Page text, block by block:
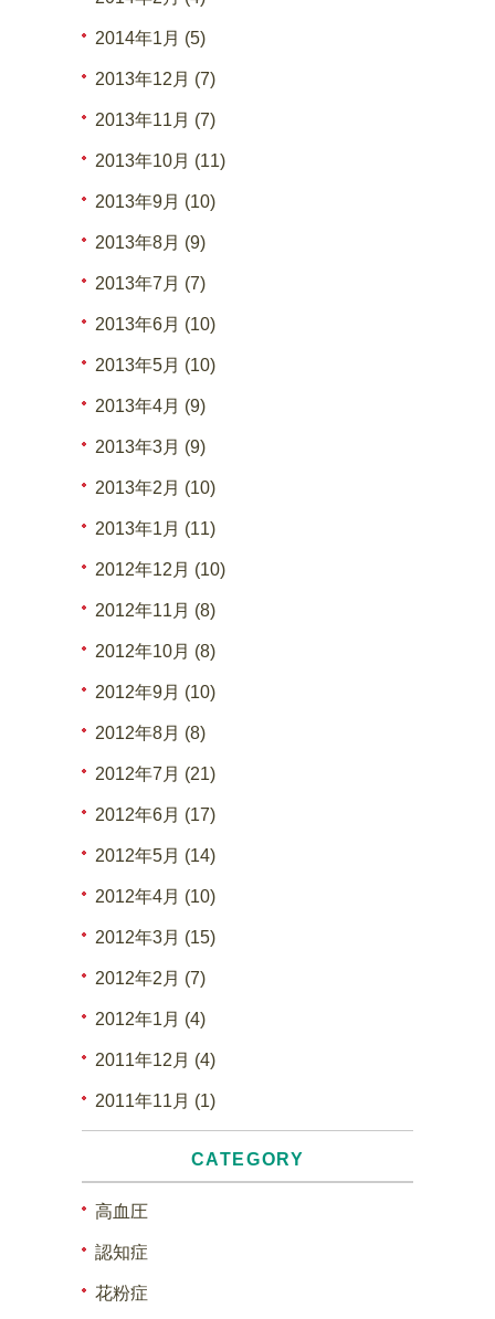
2014年1月 (5)
2013年12月 (7)
2013年11月 (7)
2013年10月 (11)
2013年9月 (10)
2013年8月 (9)
2013年7月 (7)
2013年6月 (10)
2013年5月 (10)
2013年4月 (9)
2013年3月 (9)
2013年2月 (10)
2013年1月 (11)
2012年12月 (10)
2012年11月 (8)
2012年10月 (8)
2012年9月 (10)
2012年8月 (8)
2012年7月 (21)
2012年6月 (17)
2012年5月 (14)
2012年4月 (10)
2012年3月 (15)
2012年2月 (7)
2012年1月 (4)
2011年12月 (4)
2011年11月 (1)
CATEGORY
高血圧
認知症
花粉症